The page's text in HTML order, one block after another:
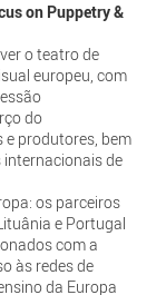
on Puppetry &
o teatro de
europeu, com
do
produtores, bem
de
os parceiros
e Portugal
com a
às redes de
da Europa